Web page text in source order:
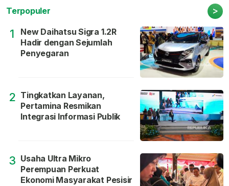
Terpopuler >
1
New Daihatsu Sigra 1.2R
Hadir dengan Sejumlah
Penyegaran
2 Tingkatkan Layanan,
Pertamina Resmikan
Integrasi Informasi Publik
3 Usaha Ultra Mikro
Perempuan Perkuat
Ekonomi Masyarakat Pesisir